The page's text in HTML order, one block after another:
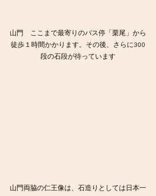
山門　ここまで最寄りのバス停「栗尾」から
徒歩１時間かかります。その後、さらに300
段の石段が待っています
山門両脇の仁王像は、石造りとしては日本一